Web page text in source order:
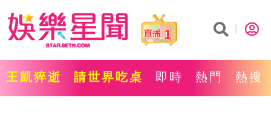
1
王凱猝逝 請世界吃桌 即時 熱門 熱搜